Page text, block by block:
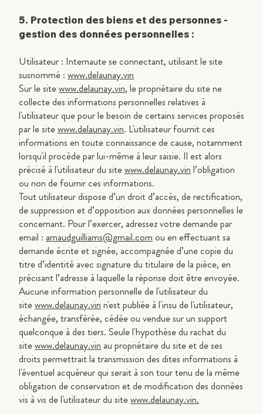
5. Protection des biens et des personnes -
gestion des données personnelles :
Utilisateur : Internaute se connectant, utilisant le site
susnommé :www.delaunay.vin
Sur le sitewww.delaunay.vin, le propriétaire du site ne
collecte des informations personnelles relatives à
l'utilisateur que pour le besoin de certains services proposés
par le sitewww.delaunay.vin. L'utilisateur fournit ces
informations en toute connaissance de cause, notamment
lorsqu'il procède par lui-même à leur saisie. Il est alors
précisé à l'utilisateur du sitewww.delaunay.vin l’obligation
ou non de fournir ces informations.
Tout utilisateur dispose d’un droit d’accès, de rectification,
de suppression et d’opposition aux données personnelles le
concernant. Pour l’exercer, adressez votre demande par
email : arnaudguilliams@gmail.com ou en effectuant sa
demande écrite et signée, accompagnée d’une copie du
titre d’identité avec signature du titulaire de la pièce, en
précisant l’adresse à laquelle la réponse doit être envoyée.
Aucune information personnelle de l'utilisateur du
sitewww.delaunay.vin n'est publiée à l'insu de l'utilisateur,
échangée, transférée, cédée ou vendue sur un support
quelconque à des tiers. Seule l'hypothèse du rachat du
sitewww.delaunay.vin au propriétaire du site et de ses
droits permettrait la transmission des dites informations à
l'éventuel acquéreur qui serait à son tour tenu de la même
obligation de conservation et de modification des données
vis à vis de l'utilisateur du sitewww.delaunay.vin.